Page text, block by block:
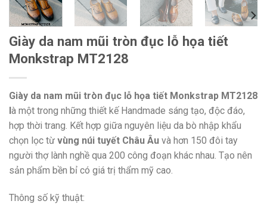
Giày da nam mũi tròn đục lỗ họa tiết
Monkstrap MT2128
Giày da nam mũi tròn đục lỗ họa tiết Monkstrap MT2128
là một trong những thiết kế Handmade sáng tạo, độc đáo,
hợp thời trang. Kết hợp giữa nguyên liệu da bò nhập khẩu
chọn lọc từ vùng núi tuyết Châu Âu và hơn 150 đôi tay
người thợ lành nghề qua 200 công đoạn khác nhau. Tạo nên
sản phẩm bền bỉ có giá trị thẩm mỹ cao.
Thông số kỹ thuật: